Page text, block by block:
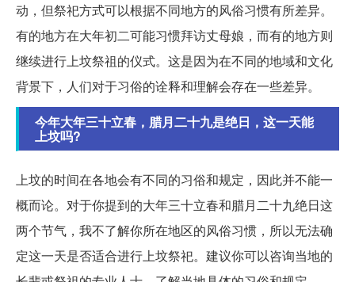
动，但祭祀方式可以根据不同地方的风俗习惯有所差异。
有的地方在大年初二可能习惯拜访丈母娘，而有的地方则
继续进行上坟祭祖的仪式。这是因为在不同的地域和文化
背景下，人们对于习俗的诠释和理解会存在一些差异。
今年大年三十立春，腊月二十九是绝日，这一天能
上坟吗?
上坟的时间在各地会有不同的习俗和规定，因此并不能一
概而论。对于你提到的大年三十立春和腊月二十九绝日这
两个节气，我不了解你所在地区的风俗习惯，所以无法确
定这一天是否适合进行上坟祭祀。建议你可以咨询当地的